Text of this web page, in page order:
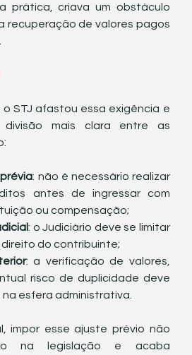
prática, criava um obstáculo
recuperação de valores pagos
STJ afastou essa exigência e
divisão mais clara entre as
: não é necessário realizar
antes de ingressar com
ou compensação;
: o Judiciário deve se limitar
do contribuinte;
: a verificação de valores,
risco de duplicidade deve
esfera administrativa.
impor esse ajuste prévio não
na legislação e acaba